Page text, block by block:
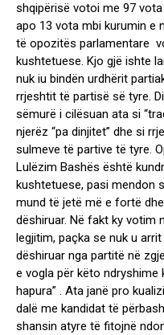
shqipërisë votoi me 97
apo 13 vota mbi kurumin e
të opozitës parlamentare
kushtetuese. Kjo gjë ishte
nuk iu bindën urdhërit
rrjeshtit të partisë së tyre.
sëmurë i cilësuan ata si
njerëz “pa dinjitet” dhe si
sulmeve të partive të tyre.
Lulëzim Bashës është
kushtetuese, pasi mendon
mund të jetë më e fortë
dëshiruar. Në fakt ky votim
legjitim, paçka se nuk u
dëshiruar nga partitë në
e vogla për këto ndryshime
hapura” . Ata janë pro
dalë me kandidat të
shansin atyre të fitojnë